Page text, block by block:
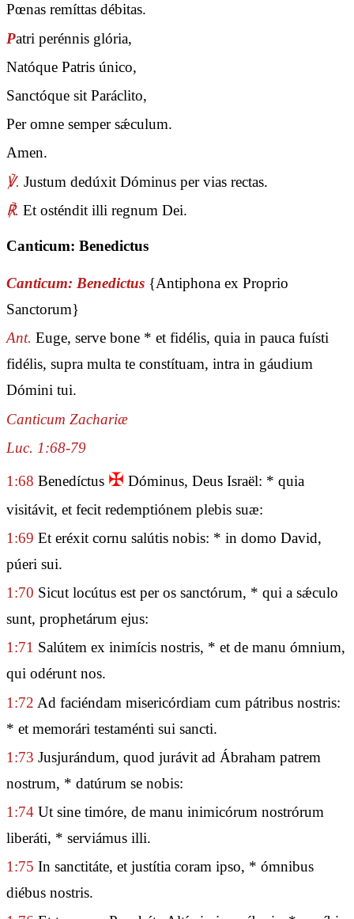
Pœnas remíttas débitas.
Patri perénnis glória,
Natóque Patris único,
Sanctóque sit Paráclito,
Per omne semper sǽculum.
Amen.
℣. Justum dedúxit Dóminus per vias rectas.
℟. Et osténdit illi regnum Dei.
Canticum: Benedictus
Canticum: Benedictus {Antiphona ex Proprio
Sanctorum}
Ant. Euge, serve bone * et fidélis, quia in pauca fuísti
fidélis, supra multa te constítuam, intra in gáudium
Dómini tui.
Canticum Zachariæ
Luc. 1:68-79
1:68 Benedíctus ✠ Dóminus, Deus Israël: * quia
visitávit, et fecit redemptiónem plebis suæ:
1:69 Et eréxit cornu salútis nobis: * in domo David,
púeri sui.
1:70 Sicut locútus est per os sanctórum, * qui a sǽculo
sunt, prophetárum ejus:
1:71 Salútem ex inimícis nostris, * et de manu ómnium,
qui odérunt nos.
1:72 Ad faciéndam misericórdiam cum pátribus nostris:
* et memorári testaménti sui sancti.
1:73 Jusjurándum, quod jurávit ad Ábraham patrem
nostrum, * datúrum se nobis:
1:74 Ut sine timóre, de manu inimicórum nostrórum
liberáti, * serviámus illi.
1:75 In sanctitáte, et justítia coram ipso, * ómnibus
diébus nostris.